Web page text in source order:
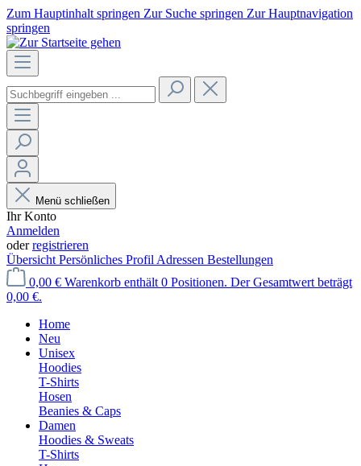
Zum Hauptinhalt springen Zur Suche springen Zur Hauptnavigation
springen
Menü schließen
Ihr Konto
Anmelden
oderregistrieren
Übersicht Persönliches Profil Adressen Bestellungen
0,00 € Warenkorb enthält 0 Positionen. Der Gesamtwert beträgt
0,00 €.
Home
Neu
Unisex
Hoodies
T-Shirts
Hosen
Beanies & Caps
Damen
Hoodies & Sweats
T-Shirts